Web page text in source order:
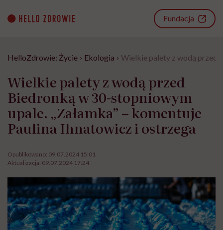
content
Fundacja
HelloZdrowie: Życie › Ekologia › Wielkie palety z wodą przed
Wielkie palety z wodą przed
Biedronką w 30-stopniowym
upale. „Załamka” – komentuje
Paulina Ihnatowicz i ostrzega
Opublikowano: 09.07.2024 15:01
Aktualizacja: 09.07.2024 17:24